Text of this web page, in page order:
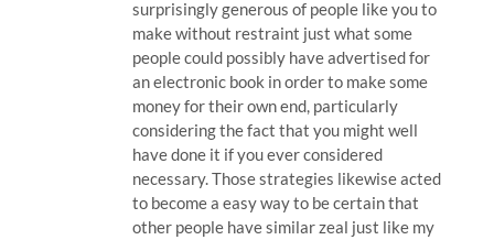
surprisingly generous of people like you to
make without restraint just what some
people could possibly have advertised for
an electronic book in order to make some
money for their own end, particularly
considering the fact that you might well
have done it if you ever considered
necessary. Those strategies likewise acted
to become a easy way to be certain that
other people have similar zeal just like my